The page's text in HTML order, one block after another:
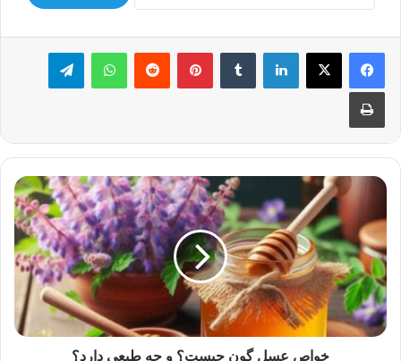
لینکدین ‫تامبلر ‫پین‌ترست‫رددیت واتس آپ تلگرام
چاپ
خواص
گون
چیست؟
و
چه
طبعی
دارد؟
خواص عسل گون چیست؟ و چه طبعی دارد؟